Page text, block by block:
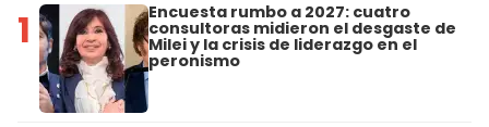
1 Encuesta rumbo a 2027: cuatro
consultoras midieron el desgaste de
Milei y la crisis de liderazgo en el
peronismo